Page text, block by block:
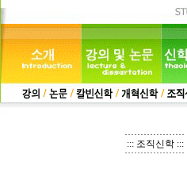
::: 조직신학 :::